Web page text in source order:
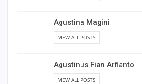
Agustina Magini
VIEW ALL POSTS
Agustinus Fian Arfianto
VIEW ALL POSTS